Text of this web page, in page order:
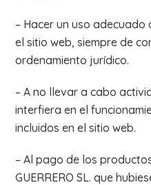
– Hacer un uso adecuado
el sitio web, siempre de
ordenamiento jurídico.
– A no llevar a cabo
interfiera en el
incluidos en el sitio web.
– Al pago de los
GUERRERO SL. que